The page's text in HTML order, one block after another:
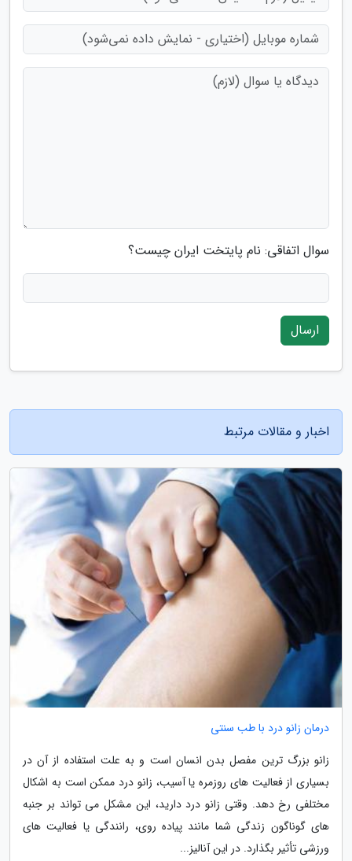
سوال اتفاقی: نام پایتخت ایران چیست؟
ارسال
اخبار و مقالات مرتبط
درمان زانو درد با طب سنتی
زانو بزرگ ترین مفصل بدن انسان است و به علت استفاده از آن در
بسیاری از فعالیت های روزمره یا آسیب، زانو درد ممکن است به اشکال
مختلفی رخ دهد. وقتی زانو درد دارید، این مشکل می تواند بر جنبه
های گوناگون زندگی شما مانند پیاده روی، رانندگی یا فعالیت های
ورزشی تأثیر بگذارد. در این آنالیز...